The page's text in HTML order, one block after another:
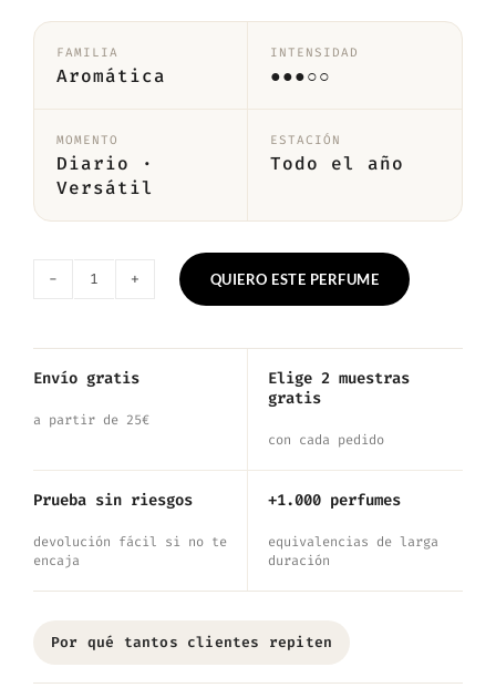
FAMILIA
Aromática
INTENSIDAD
●●●○○
MOMENTO
Diario ·
Versátil
ESTACIÓN
Todo el año
Inspirado
Mountain
Water
cantidad
QUIERO ESTE PERFUME
Envío gratis
a partir de 25€
Elige 2 muestras
gratis
con cada pedido
Prueba sin riesgos
devolución fácil si no te
encaja
+1.000 perfumes
equivalencias de larga
duración
Por qué tantos clientes repiten